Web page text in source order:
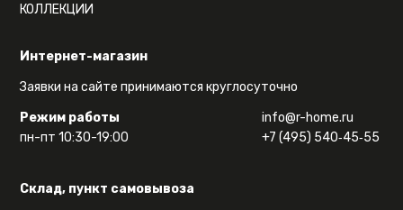
Интернет-магазин
Заявки на сайте принимаются круглосуточно
Режим работы
пн-пт 10:30-19:00
info@r-home.ru
+7 (495) 540‑45‑55
Склад, пункт самовывоза
КОЛЛЕКЦИИ